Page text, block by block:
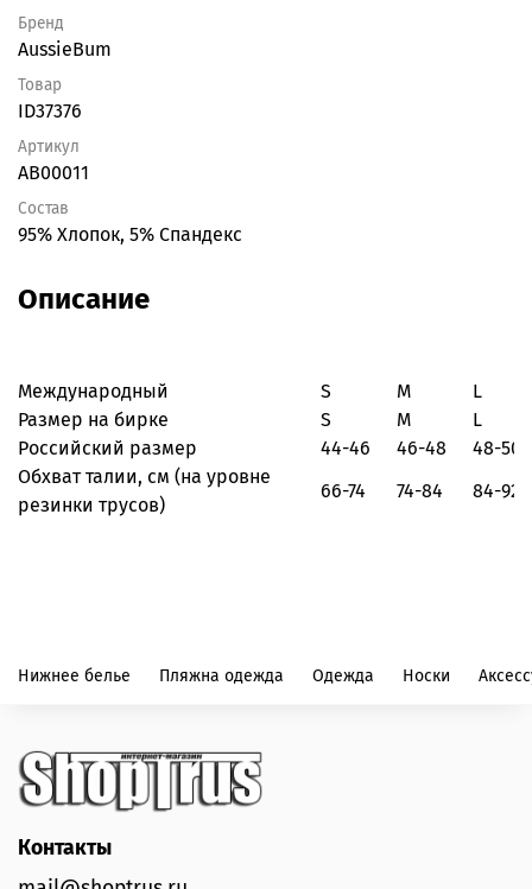
Бренд
AussieBum
Товар
ID37376
Артикул
AB00011
Состав
95% Хлопок, 5% Спандекс
Описание
Международный S M
L
Размер на бирке
S M
L
Российский размер
44-46 46-48
48-50
Обхват талии, см (на уровне
резинки трусов)
66-74 74-84 84-92
Нижнее белье Пляжна одежда Одежда Носки
Контакты